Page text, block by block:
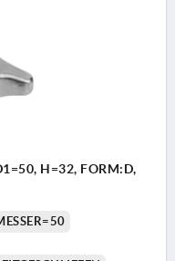
H=32, FORM:D,